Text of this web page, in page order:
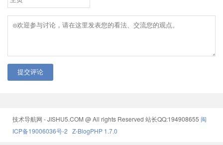
提交评论
技术导航网 - JISHU5.COM @ All rights Reserved 站长QQ:194908655 闽
ICP备19006036号-2 Z-BlogPHP 1.7.0